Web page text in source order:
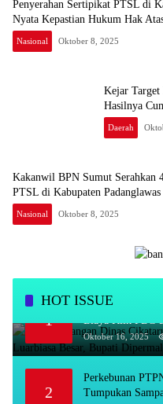
Penyerahan Sertipikat PTSL di
Nyata Kepastian Hukum Hak
Nasional Oktober 8, 2025
Kejar Target
Hasilnya
Daerah
Kakanwil BPN Sumut Serahkan
PTSL di Kabupaten
Nasional Oktober 8, 2025
HOT ISSUE
1
Kadis Bayangan
Dipermalukan
Oktober 16, 2025
2
Perkebunan
Tumpukan